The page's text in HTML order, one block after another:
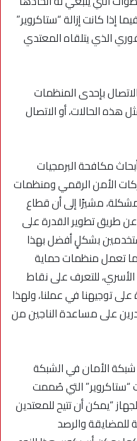
إذا كانت إزالة “ستاكروير”
الذي يتلقاه المعتدي
بإحدى المنظمات
هذه الحالات، أو الاتصال
مكافحة البرمجيات
الأمن الرقمي ومنظمات
مشيرًا إلى أن قطاع
طريق تطوير القدرة على
بشكلٍ أفضل بهذا
تعمل منظمات حماية
للتعرف على نقاط
توجيهنا في عملنا، ولهذا
على مساعدة الناجين من
شبكة الأمان في الشبكة
“ستاكروير” التي صُممت
“يمكن أن تتيح للمعتدين
للمضايقة والرصد